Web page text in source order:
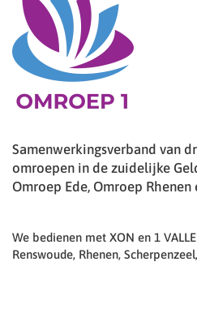
Samenwerkingsverband van
omroepen in de zuidelijke
Omroep Ede, Omroep
We bedienen met XON en 1
Renswoude, Rhenen,